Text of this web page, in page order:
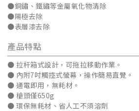
●銅鏽、鐵鏽等金屬氧化物清除
●陽極去除
●表層漆去除
產品特點
● 拉杆箱式設計，可拖拉移動作業。
● 內附7吋觸控式螢幕，操作簡易直覺。
● 通電即用，無耗材。
​​● ​​​​​槍頭僅650g
● 環保無耗材、省人工不須溶劑